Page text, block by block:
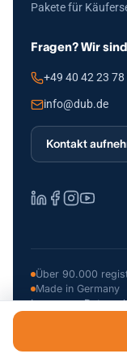
Pakete für
Fragen? Wir
+49 40 42 23 78
info@dub.de
Kontakt
Über 90.000
Made in Germany
Impressum